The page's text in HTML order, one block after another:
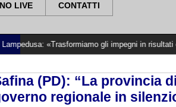
LIVE CONTATTI
gli impegni in risultati concreti»
(PD): “La provincia
regionale in